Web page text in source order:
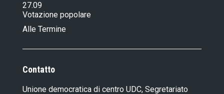
27.09
Votazione popolare
Alle Termine
Contatto
Unione democratica di centro UDC, Segretariato